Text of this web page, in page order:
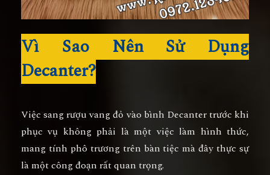
Vì Sao Nên Sử Dụng
Decanter?
Việc sang rượu vang đỏ vào bình Decanter trước khi
phục vụ không phải là một việc làm hình thức,
mang tính phô trương trên bàn tiệc mà đây thực sự
là một công đoạn rất quan trọng.